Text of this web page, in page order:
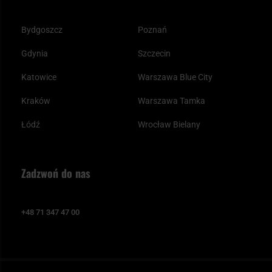
Bydgoszcz
Gdynia
Katowice
Kraków
Łódź
Poznań
Szczecin
Warszawa Blue City
Warszawa Tamka
Wrocław Bielany
Zadzwoń do nas
+48 71 347 47 00